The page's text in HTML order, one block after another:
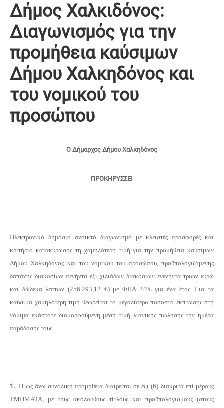
Δήμος Χαλκιδόνος:
Διαγωνισμός για την
προμήθεια καύσιμων
Δήμου Χαλκηδόνος και
του νομικού του
προσώπου
Ο Δήμαρχος Δήμου Χαλκηδόνος
ΠΡΟΚΗΡΥΣΣΕΙ
Ηλεκτρονικό δημόσιο ανοικτό διαγωνισμό με κλειστές προσφορές και
κριτήριο κατακύρωσης τη χαμηλότερη τιμή για την προμήθεια καύσιμων
Δήμου Χαλκηδόνος και του νομικού του προσώπου, προϋπολογιζόμενης
δαπάνης διακοσίων πενήντα έξι χιλιάδων διακοσίων ενενήντα τριών ευρώ
και δώδεκα λεπτών (256.293,12 €) με ΦΠΑ 24% για ένα έτος. Για τα
καύσιμα χαμηλότερη τιμή θεωρείται το μεγαλύτερο ποσοστό έκπτωσης στη
νόμιμα εκάστοτε διαμορφούμενη μέση τιμή λιανικής πώλησης την ημέρα
παράδοσής τους.
1. Η ως άνω συνολική προμήθεια διαιρείται σε έξι (6) διακριτά επί μέρους
ΤΜΗΜΑΤΑ, με τους ακόλουθους τίτλους και προϋπολογισμούς (στους